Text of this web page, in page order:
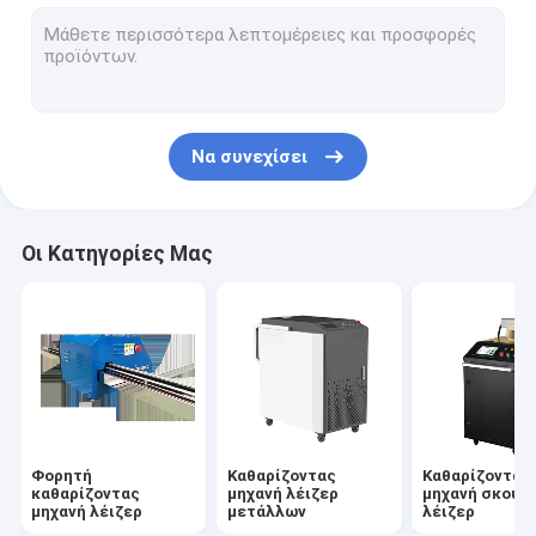
UV μηχανή εκτύπωσης
Βραχίονας ρομπότ έξι άξονα
Τέμνουσα μηχανή λέιζερ σωλήνων
Πηγή λέιζερ ινών
Να συνεχίσει
Οι Κατηγορίες Μας
Φορητή
καθαρίζοντας
μηχανή λέιζερ
Καθαρίζοντας
μηχανή λέιζερ
μετάλλων
Καθαρίζοντας
μηχανή
λέιζερ